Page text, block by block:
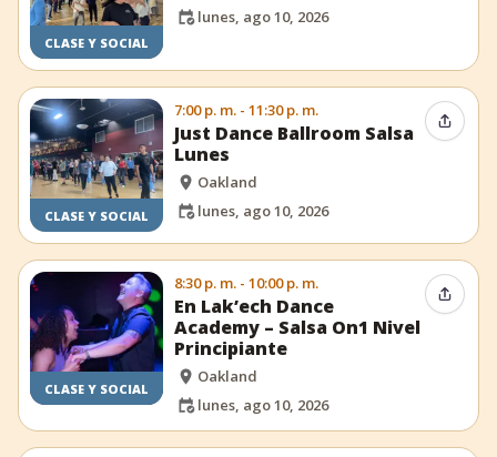
CLASE Y SOCIAL
lunes, ago 10, 2026
CLASE Y SOCIAL
7:00 p. m. - 11:30 p. m.
Just Dance Ballroom Salsa
Lunes
Oakland
lunes, ago 10, 2026
CLASE Y SOCIAL
8:30 p. m. - 10:00 p. m.
En Lak’ech Dance
Academy – Salsa On1 Nivel
Principiante
Oakland
lunes, ago 10, 2026